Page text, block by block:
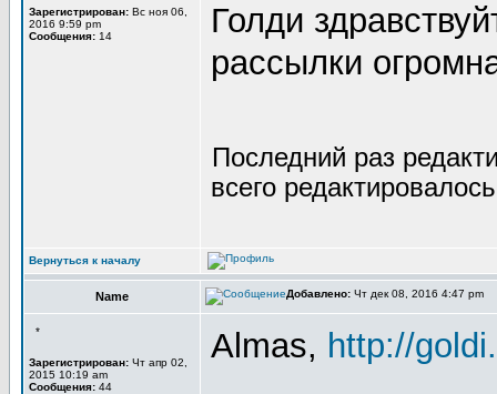
Зарегистрирован: Вс ноя 06,
2016 9:59 pm
Сообщения: 14
Голди
рассылки
Последний раз
всего
Вернуться к началу
Name Добавлено: Чт дек 08, 2016 4:47 pm
*
Зарегистрирован: Чт апр 02,
2015 10:19 am
Сообщения: 44
Almas, http://